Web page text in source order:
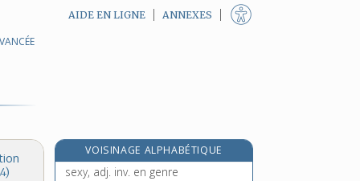
AIDE EN LIGNE ANNEXES
VOISINAGE ALPHABÉTIQUE
sexuellement, adv.
sexy, adj. inv. en genre